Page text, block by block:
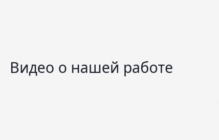
Видео о нашей работе